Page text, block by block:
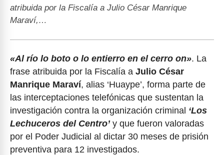
atribuida por la Fiscalía a Julio César Manrique
Maraví,…
«Al río lo boto o lo entierro en el cerro on». La
frase atribuida por la Fiscalía a Julio César
Manrique Maraví, alias ‘Huaype’, forma parte de
las interceptaciones telefónicas que sustentan la
investigación contra la organización criminal ‘Los
Lechuceros del Centro’y que fueron valoradas
por el Poder Judicial al dictar 30 meses de prisión
preventiva para 12 investigados.